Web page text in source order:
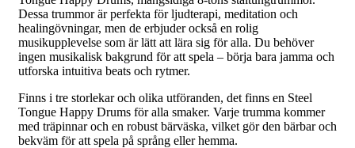
Dessa trummor är perfekta för ljudterapi, meditation och
healingövningar, men de erbjuder också en rolig
musikupplevelse som är lätt att lära sig för alla. Du behöver
ingen musikalisk bakgrund för att spela – börja bara jamma och
utforska intuitiva beats och rytmer.
Finns i tre storlekar och olika utföranden, det finns en Steel
Tongue Happy Drums för alla smaker. Varje trumma kommer
med träpinnar och en robust bärväska, vilket gör den bärbar och
bekväm för att spela på språng eller hemma.